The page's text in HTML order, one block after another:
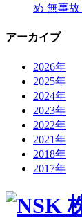
め 無事
アーカイブ
2026年
2025年
2024年
2023年
2022年
2021年
2018年
2017年